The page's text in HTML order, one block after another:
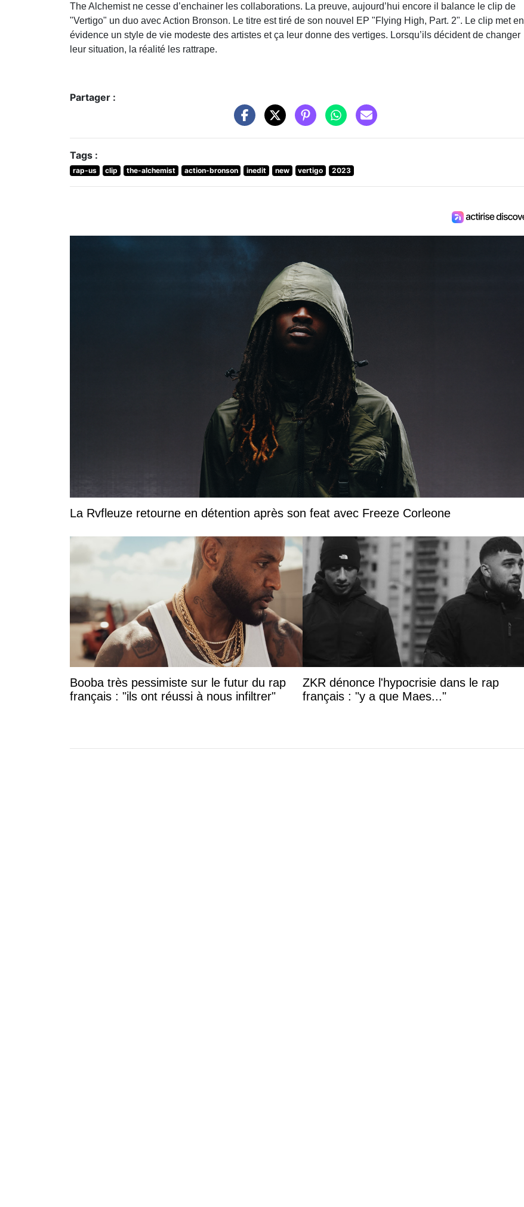
The Alchemist ne cesse d’enchainer les collaborations. La preuve, aujourd’hui encore il balance le clip de
"Vertigo" un duo avec Action Bronson. Le titre est tiré de son nouvel EP "Flying High, Part. 2". Le clip met en
évidence un style de vie modeste des artistes et ça leur donne des vertiges. Lorsqu’ils décident de changer
leur situation, la réalité les rattrape.
Partager :
Tags :
rap-us clip the-alchemist action-bronson inedit new vertigo 2023
La Rvfleuze retourne en détention après son feat avec Freeze Corleone
Booba très pessimiste sur le futur du rap
français : "ils ont réussi à nous infiltrer"
ZKR dénonce l'hypocrisie dans le rap
français : "y a que Maes..."